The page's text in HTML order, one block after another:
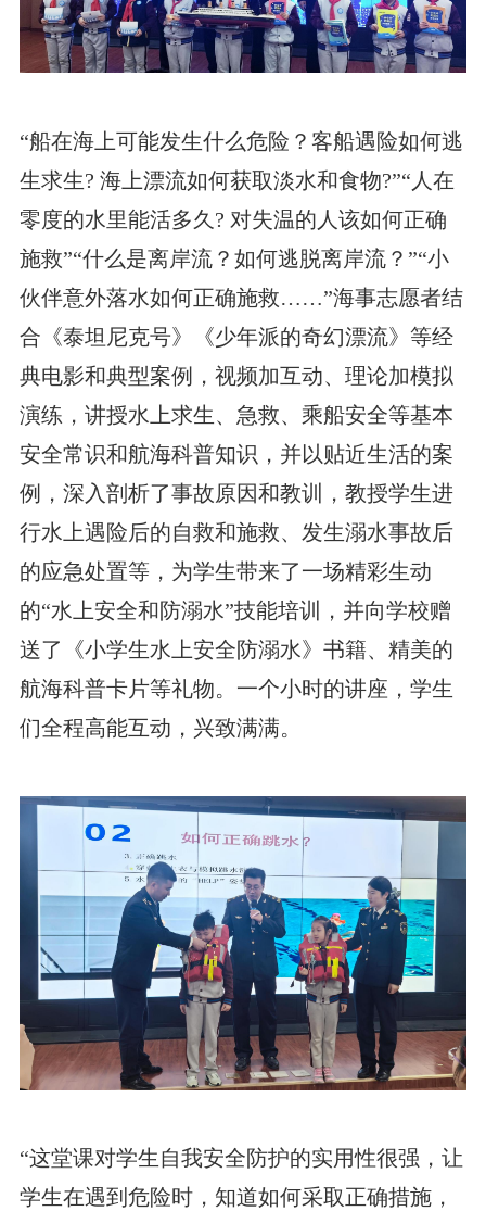
“船在海上可能发生什么危险？客船遇险如何逃
生求生? 海上漂流如何获取淡水和食物?”“人在
零度的水里能活多久? 对失温的人该如何正确
施救”“什么是离岸流？如何逃脱离岸流？”“小
伙伴意外落水如何正确施救……”海事志愿者结
合《泰坦尼克号》《少年派的奇幻漂流》等经
典电影和典型案例，视频加互动、理论加模拟
演练，讲授水上求生、急救、乘船安全等基本
安全常识和航海科普知识，并以贴近生活的案
例，深入剖析了事故原因和教训，教授学生进
行水上遇险后的自救和施救、发生溺水事故后
的应急处置等，为学生带来了一场精彩生动
的“水上安全和防溺水”技能培训，并向学校赠
送了《小学生水上安全防溺水》书籍、精美的
航海科普卡片等礼物。一个小时的讲座，学生
们全程高能互动，兴致满满。
“这堂课对学生自我安全防护的实用性很强，让
学生在遇到危险时，知道如何采取正确措施，